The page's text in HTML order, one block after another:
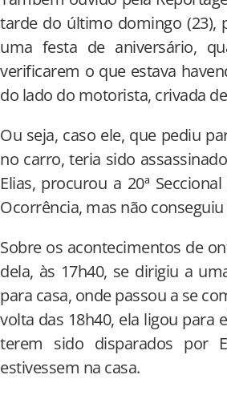
tarde do último domingo (23),
uma festa de aniversário,
verificarem o que estava
do lado do motorista, crivada
Ou seja, caso ele, que pediu
no carro, teria sido
Elias, procurou a 20ª
Ocorrência, mas não conseguiu
Sobre os acontecimentos de
dela, às 17h40, se dirigiu a
para casa, onde passou a se
volta das 18h40, ela ligou para
terem sido disparados por
estivessem na casa.